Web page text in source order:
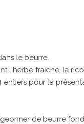
le beurre.
l'herbe fraiche, la
pour la
de beurre